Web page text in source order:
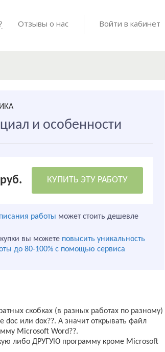
Готовые работы
Отзывы о нас Войти в кабинет
и особенности
КУПИТЬ ЭТУ РАБОТУ
работы может стоить дешевле
вы можете повысить уникальность
до 80-100% с помощью сервиса
скобках (в разных работах по разному)
или dox??. А значит открывать файл
Microsoft Word??.
либо ДРУГУЮ программу кроме Microsoft